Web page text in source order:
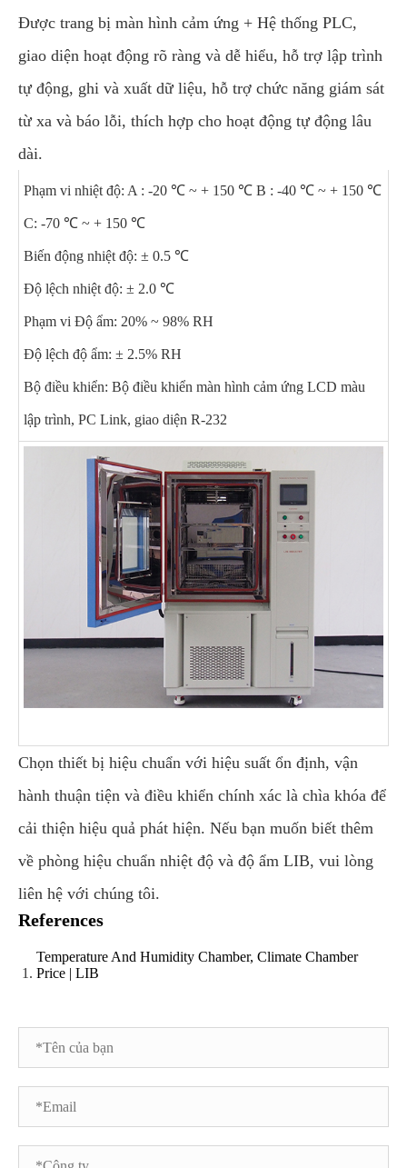
Được trang bị màn hình cảm ứng + Hệ thống PLC,
giao diện hoạt động rõ ràng và dễ hiểu, hỗ trợ lập trình
tự động, ghi và xuất dữ liệu, hỗ trợ chức năng giám sát
từ xa và báo lỗi, thích hợp cho hoạt động tự động lâu
dài.
Phạm vi nhiệt độ: A : -20 ℃ ~ + 150 ℃ B : -40 ℃ ~ + 150 ℃
C: -70 ℃ ~ + 150 ℃
Biến động nhiệt độ: ± 0.5 ℃
Độ lệch nhiệt độ: ± 2.0 ℃
Phạm vi Độ ẩm: 20% ~ 98% RH
Độ lệch độ ẩm: ± 2.5% RH
Bộ điều khiển: Bộ điều khiển màn hình cảm ứng LCD màu
lập trình, PC Link, giao diện R-232
Chọn thiết bị hiệu chuẩn với hiệu suất ổn định, vận
hành thuận tiện và điều khiển chính xác là chìa khóa để
cải thiện hiệu quả phát hiện. Nếu bạn muốn biết thêm
về phòng hiệu chuẩn nhiệt độ và độ ẩm LIB, vui lòng
liên hệ với chúng tôi.
References
Temperature And Humidity Chamber, Climate Chamber
Price | LIB